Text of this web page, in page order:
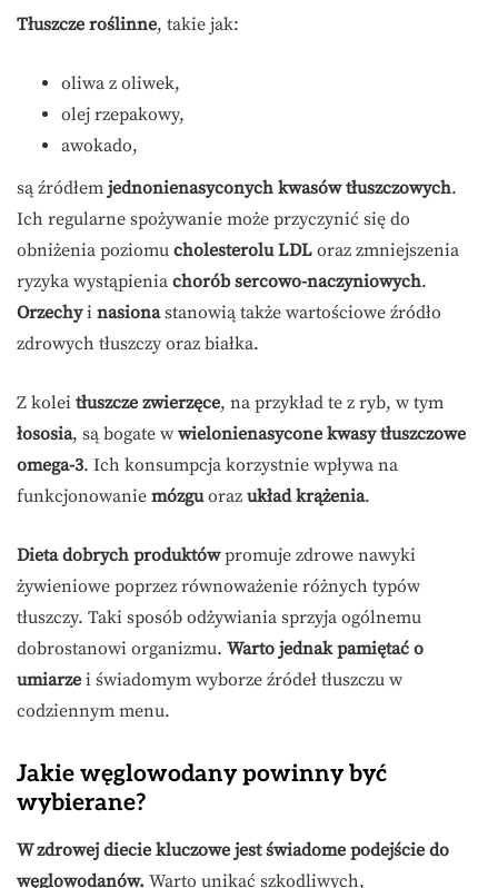
Tłuszcze roślinne, takie jak:
oliwa z oliwek,
olej rzepakowy,
awokado,
są źródłem jednonienasyconych kwasów tłuszczowych.
Ich regularne spożywanie może przyczynić się do
obniżenia poziomu cholesterolu LDL oraz zmniejszenia
ryzyka wystąpienia chorób sercowo-naczyniowych.
Orzechyi nasionastanowią także wartościowe źródło
zdrowych tłuszczy oraz białka.
Z kolei tłuszcze zwierzęce, na przykład te z ryb, w tym
łososia, są bogate w wielonienasycone kwasy tłuszczowe
omega-3. Ich konsumpcja korzystnie wpływa na
funkcjonowanie mózguoraz układ krążenia.
Dieta dobrych produktówpromuje zdrowe nawyki
żywieniowe poprzez równoważenie różnych typów
tłuszczy. Taki sposób odżywiania sprzyja ogólnemu
dobrostanowi organizmu. Warto jednak pamiętać o
umiarze i świadomym wyborze źródeł tłuszczu w
codziennym menu.
Jakie węglowodany powinny być
wybierane?
W zdrowej diecie kluczowe jest świadome podejście do
węglowodanów. Warto unikać szkodliwych,